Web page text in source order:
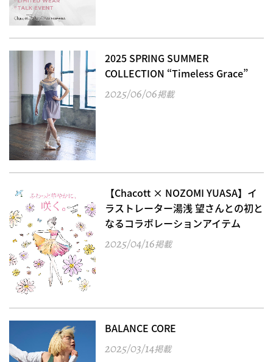
2025 SPRING SUMMER
COLLECTION “Timeless Grace”
2025/06/06掲載
【Chacott × NOZOMI YUASA】イ
ラストレーター湯浅 望さんとの初と
なるコラボレーションアイテム
2025/04/16掲載
BALANCE CORE
2025/03/14掲載